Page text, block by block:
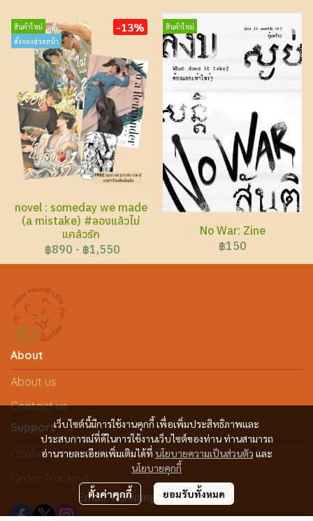
สินค้าใหม่
สั่งจองล่วงหน้า
-13%
novel : someday we made
(a mistake) #ลองแล้วไม่
แคล้วรัก
฿890 - ฿1,550
สินค้าใหม่
No War: Zine
฿150
เว็บไซต์นี้มีการใช้งานคุกกี้ เพื่อเพิ่มประสิทธิภาพและ
ประสบการณ์ที่ดีในการใช้งานเว็บไซต์ของท่าน ท่านสามารถ
อ่านรายละเอียดเพิ่มเติมได้ที่ นโยบายความเป็นส่วนตัว และ
นโยบายคุกกี้
ตั้งค่าคุกกี้ ยอมรับทั้งหมด
About
About us
Contact us
Support
Confirm payment
Order Tracking
Email: honnunglen@gmail.com